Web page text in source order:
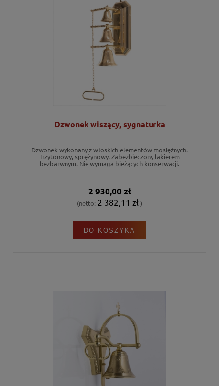
Dzwonek wiszący, sygnaturka
Dzwonek wykonany z włoskich elementów mosiężnych.
Trzytonowy, sprężynowy. Zabezbieczony lakierem
bezbarwnym. Nie wymaga bieżących konserwacji.
2 930,00 zł
(netto: 2 382,11 zł)
DO KOSZYKA